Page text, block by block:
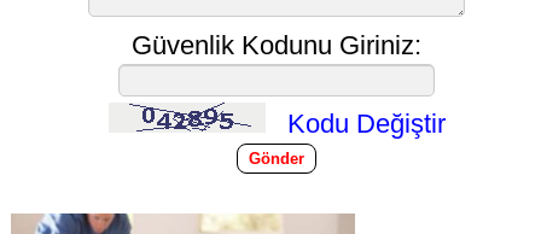
Güvenlik Kodunu Giriniz:
Kodu Değiştir